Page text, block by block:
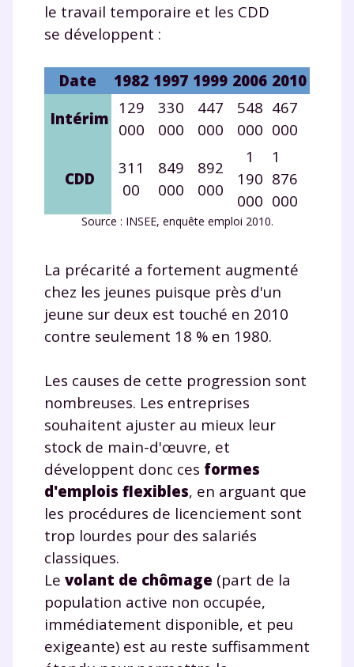
le travail temporaire et les CDD
se développent :
Date 1982 1997 1999 2006 2010
Intérim
129
000
330
000
447
000
548
000
467
000
CDD
311
00
849
000
892
000
1
190
000
1
876
000
Source : INSEE, enquête emploi 2010.
La précarité a fortement augmenté
chez les jeunes puisque près d'un
jeune sur deux est touché en 2010
contre seulement 18 % en 1980.
Les causes de cette progression sont
nombreuses. Les entreprises
souhaitent ajuster au mieux leur
stock de main-d'œuvre, et
développent donc ces formes
d'emplois flexibles, en arguant que
les procédures de licenciement sont
trop lourdes pour des salariés
classiques.
Le volant de chômage (part de la
population active non occupée,
immédiatement disponible, et peu
exigeante) est au reste suffisamment